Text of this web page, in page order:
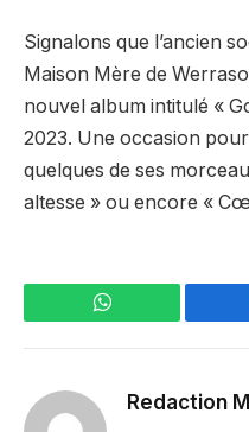
Signalons que l’ancien
Maison Mère de
nouvel album intitulé «
2023. Une occasion
quelques de ses
altesse » ou encore «
WhatsApp
Redaction